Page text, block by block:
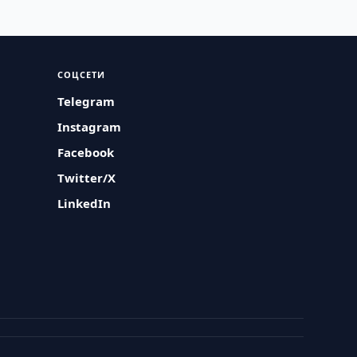
СОЦСЕТИ
Telegram
Instagram
Facebook
Twitter/X
LinkedIn